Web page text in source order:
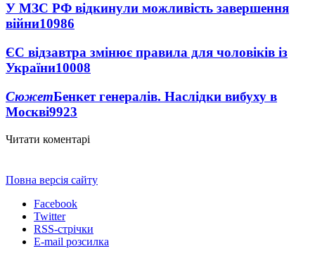
У МЗС РФ відкинули можливість завершення
війни10986
ЄС відзавтра змінює правила для чоловіків із
України10008
СюжетБенкет генералів. Наслідки вибуху в
Москві9923
Читати коментарі
Повна версія сайту
Facebook
Twitter
RSS-стрічки
E-mail розсилка